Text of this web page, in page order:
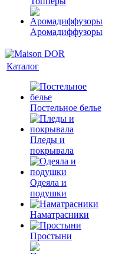
Аромадиффузоры
Каталог
Постельное белье
Пледы и
покрывала
Одеяла и
подушки
Наматрасники
Простыни